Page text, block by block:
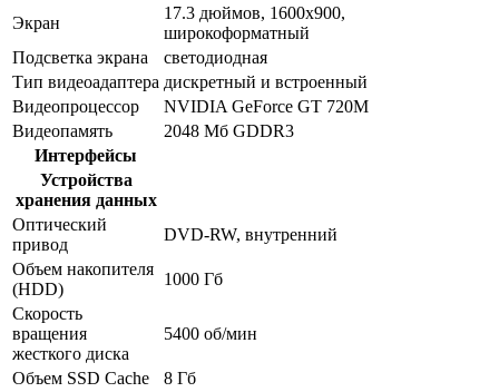
Экран
17.3 дюймов, 1600x900,
широкоформатный
Подсветка экрана
светодиодная
Тип видеоадаптера дискретный и встроенный
Видеопроцессор
NVIDIA GeForce GT 720M
Видеопамять
2048 Мб GDDR3
Интерфейсы
Устройства
хранения данных
Оптический
привод
DVD-RW, внутренний
Объем накопителя
(HDD)
1000 Гб
Скорость
вращения
жесткого диска
5400 об/мин
Объем SSD Cache
8 Гб